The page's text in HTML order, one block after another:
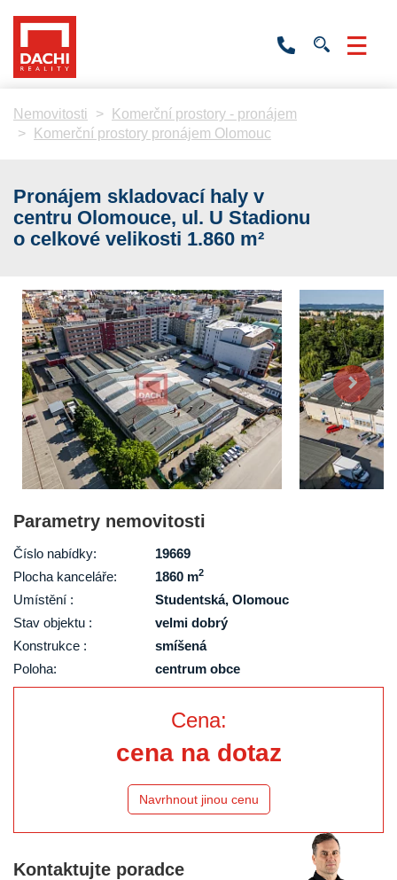
+420
Nemovitosti
Komerční prostory - pronájem
Komerční prostory pronájem Olomouc
Pronájem skladovací haly v
centru Olomouce, ul. U Stadionu
o celkové velikosti 1.860 m²
Cena:
cena na dotaz
Navrhnout jinou cenu
Kontaktujte poradce
Parametry nemovitosti
Číslo nabídky:
19669
Plocha kanceláře:
1860 m2
Umístění :
Studentská, Olomouc
Stav objektu :
velmi dobrý
Konstrukce :
smíšená
Poloha:
centrum obce